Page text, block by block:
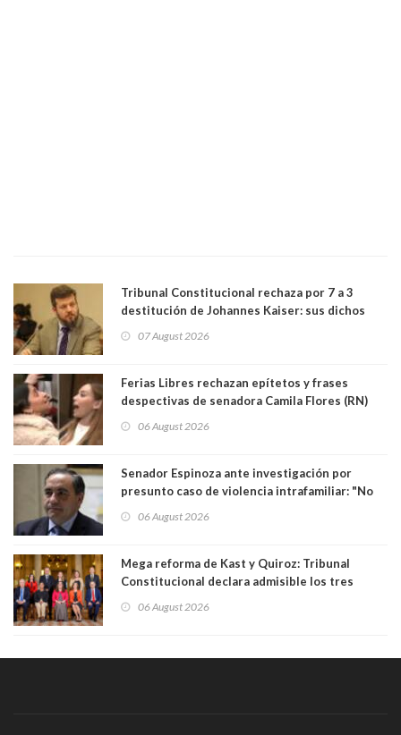
Tribunal Constitucional rechaza por 7 a 3
destitución de Johannes Kaiser: sus dichos
justicia constitucional porque no es diputado
07 August 2026
Ferias Libres rechazan epítetos y frases
despectivas de senadora Camila Flores (RN)
06 August 2026
Senador Espinoza ante investigación por
presunto caso de violencia intrafamiliar: "No
antecedentes a Tribunal Supremo
06 August 2026
Mega reforma de Kast y Quiroz: Tribunal
Constitucional declara admisible los tres
06 August 2026